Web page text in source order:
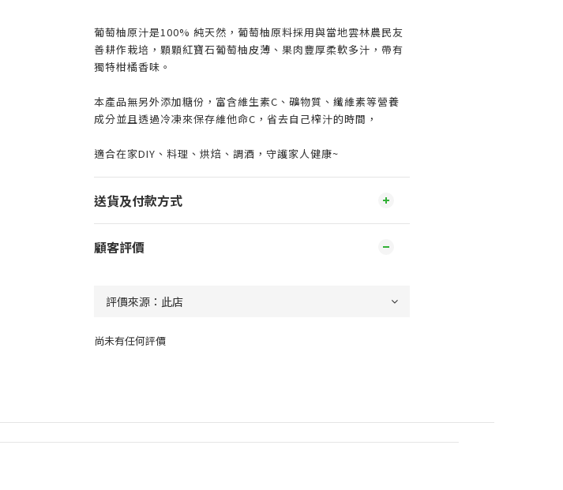
葡萄柚原汁是100% 純天然，葡萄柚原料採用與當地雲林農民友
善耕作栽培，顆顆紅寶石葡萄柚皮薄、果肉豐厚柔軟多汁，帶有
獨特柑橘香味。
本產品無另外添加糖份，富含維生素C、礦物質、纖維素等營養
成分並且透過冷凍來保存維他命C，省去自己榨汁的時間，
適合在家DIY、料理、烘焙、調酒，守護家人健康~
送貨及付款方式
顧客評價
尚未有任何評價